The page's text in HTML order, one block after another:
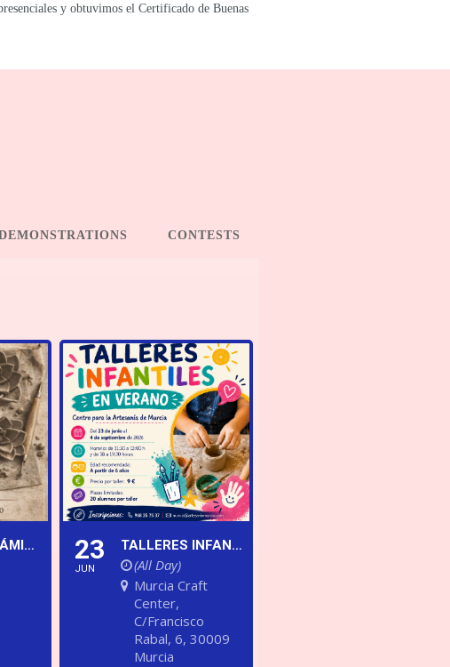
y obtuvimos el Certificado de Buenas
CONTESTS
TALLER CERÁMICA CREATIVA 23
JUN
TALLERES INFANTILES DE OFICIOS ARTESANOS EN EL CENTRO PARA LA ARTESANÍA DE MURCIA
(All Day)
Murcia Craft
Center,
C/Francisco
Rabal, 6, 30009
Murcia